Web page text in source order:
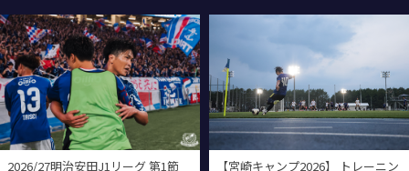
2026/27明治安田J1リーグ 第1節
【宮崎キャンプ2026】 トレーニン